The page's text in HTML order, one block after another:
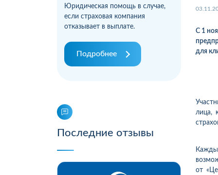
Юридическая помощь в случае,
если страховая компания
отказывает в выплате.
Подробнее
Последние отзывы
С 1
для
лица,
от